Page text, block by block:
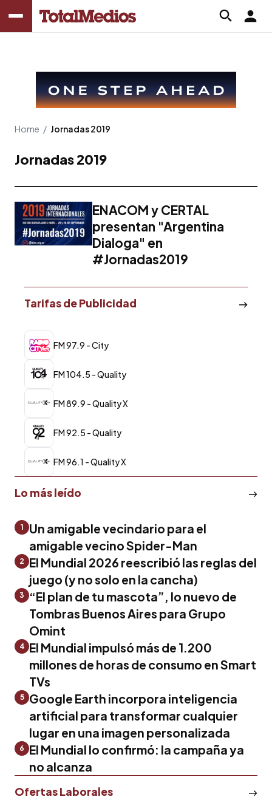
Home / Jornadas 2019
Jornadas 2019
ENACOM y CERTAL
presentan "Argentina
Dialoga" en
#Jornadas2019
Tarifas de Publicidad
FM 97.9 - City
FM 104.5 - Quality
FM 89.9 - Quality X
FM 92.5 - Quality
FM 96.1 - Quality X
Lo más leído
1
Un amigable vecindario para el
amigable vecino Spider-Man
2
El Mundial 2026 reescribió las reglas del
juego (y no solo en la cancha)
3
“El plan de tu mascota”, lo nuevo de
Tombras Buenos Aires para Grupo
Omint
4 El Mundial impulsó más de 1.200
millones de horas de consumo en Smart
TVs
5
Google Earth incorpora inteligencia
artificial para transformar cualquier
lugar en una imagen personalizada
6
El Mundial lo confirmó: la campaña ya
no alcanza
Ofertas Laborales